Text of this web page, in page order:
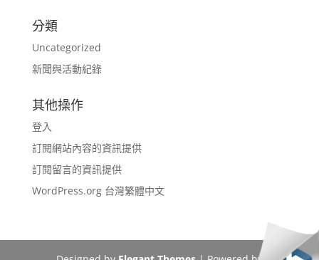
分類
Uncategorized
新聞與活動紀錄
其他操作
登入
訂閱網站內容的資訊提供
訂閱留言的資訊提供
WordPress.org 台灣繁體中文